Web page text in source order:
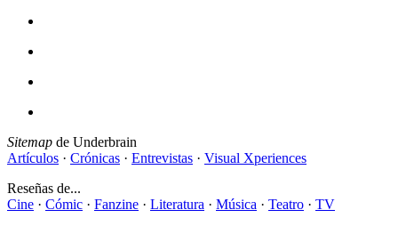
Sitemap de Underbrain
Artículos · Crónicas · Entrevistas · Visual Xperiences
Reseñas de...
Cine · Cómic · Fanzine · Literatura · Música · Teatro · TV